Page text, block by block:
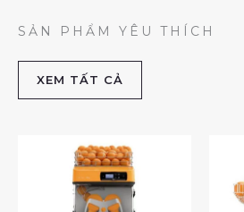
SẢN PHẨM YÊU THÍCH
XEM TẤT CẢ